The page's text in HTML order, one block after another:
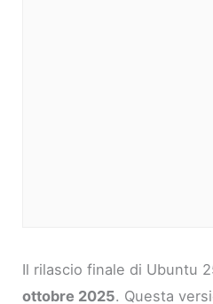
Il rilascio finale di Ubuntu
ottobre 2025. Questa